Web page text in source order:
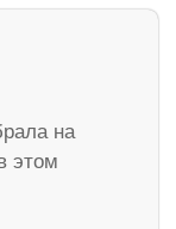
на
этом